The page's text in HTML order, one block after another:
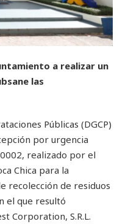
a realizar un
las
Públicas (DGCP)
por urgencia
realizado por el
Chica para la
recolección de residuos
el que resultó
Corporation, S.R.L.